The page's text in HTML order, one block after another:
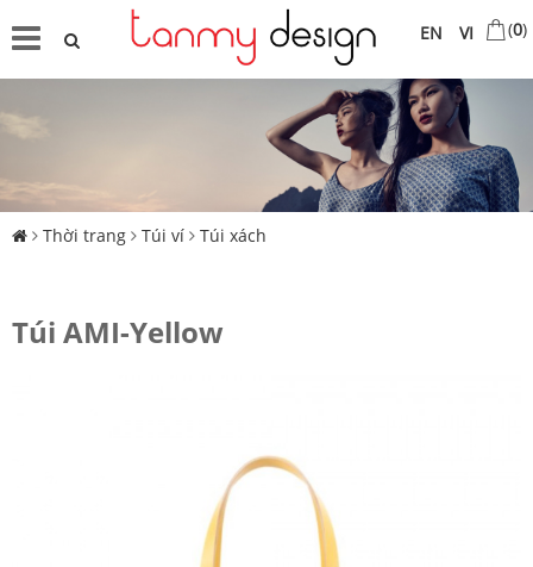
VI
EN (0)
Thời trang Túi ví Túi xách
Túi AMI-Yellow